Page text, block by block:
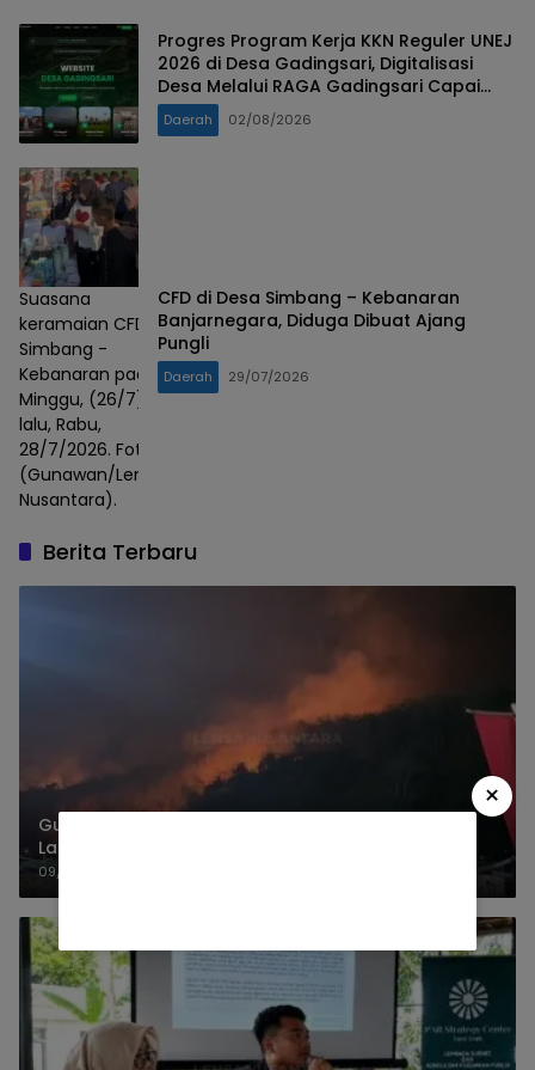
Progres Program Kerja KKN Reguler UNEJ
2026 di Desa Gadingsari, Digitalisasi
Desa Melalui RAGA Gadingsari Capai
98% Penyelesaian
Daerah 02/08/2026
Suasana
keramaian CFD
Simbang -
Kebanaran pada
Minggu, (26/7)
lalu, Rabu,
28/7/2026. Foto :
(Gunawan/Lensa
Nusantara).
CFD di Desa Simbang – Kebanaran
Banjarnegara, Diduga Dibuat Ajang
Pungli
Daerah 29/07/2026
Berita Terbaru
Gunung Watangan Jember Terbakar, 6,5 Hektare
Lahan Perhutani
09/08/2026
×